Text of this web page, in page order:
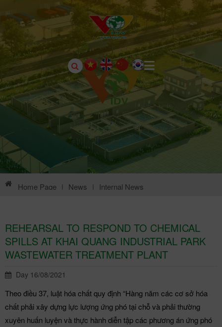
Home Page | News | Internal News
REHEARSAL TO RESPOND TO CHEMICAL
SPILLS AT KHAI QUANG INDUSTRIAL PARK
WASTEWATER TREATMENT PLANT
Day 16/08/2021
Theo điều 37, luật hóa chất quy định “Hàng năm các cơ sở hóa
chất phải xây dựng lực lượng ứng phó tại chỗ và phải thường
xuyên huấn luyện và thực hành diễn tập các phương án ứng phó